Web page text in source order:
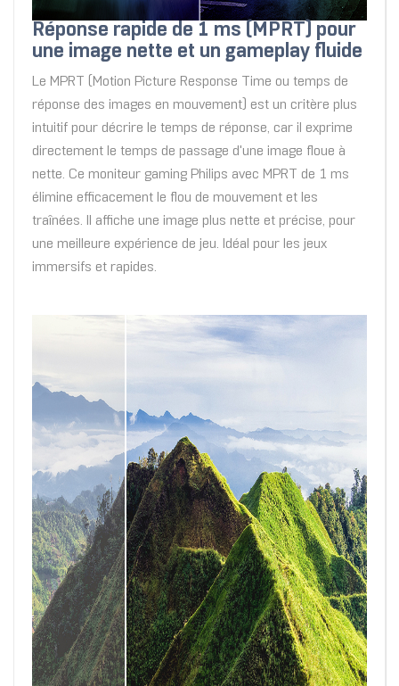
Réponse rapide de 1 ms (MPRT) pour
une image nette et un gameplay fluide
Le MPRT (Motion Picture Response Time ou temps de
réponse des images en mouvement) est un critère plus
intuitif pour décrire le temps de réponse, car il exprime
directement le temps de passage d'une image floue à
nette. Ce moniteur gaming Philips avec MPRT de 1 ms
élimine efficacement le flou de mouvement et les
traînées. Il affiche une image plus nette et précise, pour
une meilleure expérience de jeu. Idéal pour les jeux
immersifs et rapides.